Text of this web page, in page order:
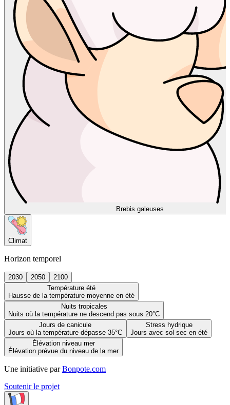
Brebis galeuses
Climat
Horizon temporel
2030 2050
2100
Température été
Hausse de la température moyenne en été
Nuits tropicales
Nuits où la température ne descend pas sous 20°C
Jours de canicule
Jours où la température dépasse 35°C
Stress hydrique
Jours avec sol sec en été
Élévation niveau mer
Élévation prévue du niveau de la mer
Une initiative par Bonpote.com
Soutenir le projet